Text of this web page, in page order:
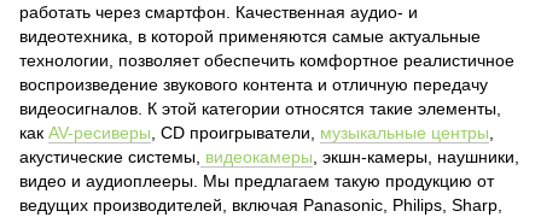
работать через смартфон. Качественная аудио- и
видеотехника, в которой применяются самые актуальные
технологии, позволяет обеспечить комфортное реалистичное
воспроизведение звукового контента и отличную передачу
видеосигналов. К этой категории относятся такие элементы,
как AV-ресиверы, CD проигрыватели, музыкальные центры,
акустические системы, видеокамеры, экшн-камеры, наушники,
видео и аудиоплееры. Мы предлагаем такую продукцию от
ведущих производителей, включая Panasonic, Philips, Sharp,